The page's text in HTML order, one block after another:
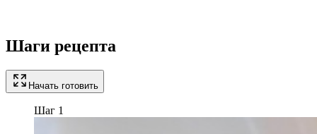
Шаги рецепта
Начать готовить
Шаг 1